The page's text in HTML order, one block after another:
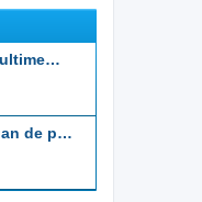
ultime…
de p…